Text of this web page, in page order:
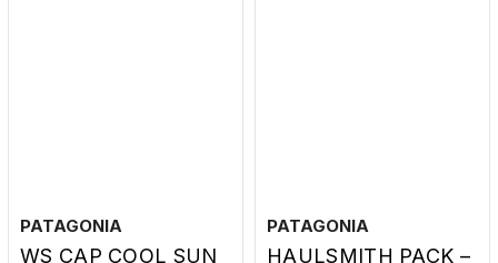
PATAGONIA
WS CAP COOL SUN
PATAGONIA
HAULSMITH PACK –